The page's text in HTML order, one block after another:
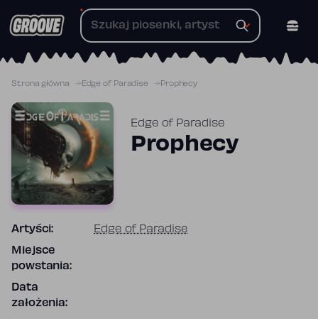
do
Strona główna Edge of Paradise Prophecy
Edge of Paradise
Prophecy
Artyści: Edge of Paradise
Miejsce
powstania:
Data
założenia: